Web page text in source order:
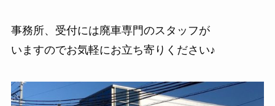
事務所、受付には廃車専門のスタッフが
いますのでお気軽にお立ち寄りください♪